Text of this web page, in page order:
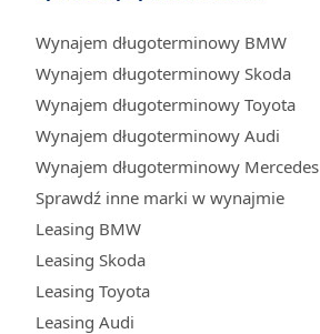
Wynajem długoterminowy BMW
Wynajem długoterminowy Skoda
Wynajem długoterminowy Toyota
Wynajem długoterminowy Audi
Wynajem długoterminowy Mercedes
Sprawdź inne marki w wynajmie
Leasing BMW
Leasing Skoda
Leasing Toyota
Leasing Audi